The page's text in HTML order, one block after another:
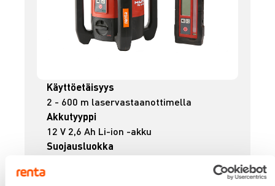
Käyttöetäisyys
2 - 600 m laservastaanottimella
Akkutyyppi
12 V 2,6 Ah Li-ion -akku
Suojausluokka